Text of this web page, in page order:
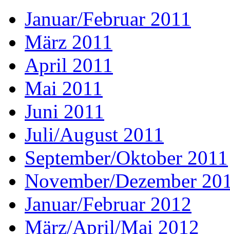
Januar/Februar 2011
März 2011
April 2011
Mai 2011
Juni 2011
Juli/August 2011
September/Oktober 2011
November/Dezember
Januar/Februar 2012
März/April/Mai 2012